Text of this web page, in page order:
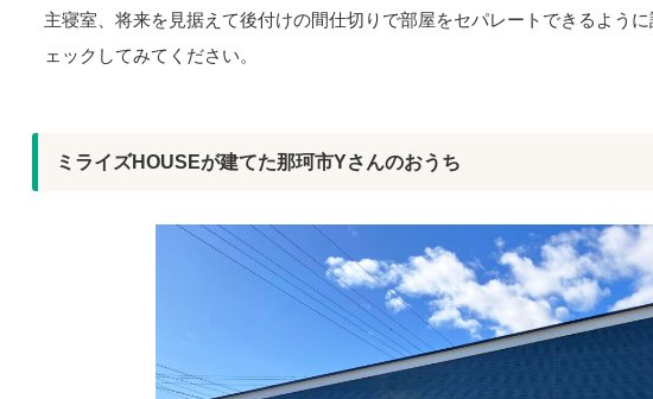
主寝室、将来を見据えて後付けの間仕切りで部屋をセパレートできるよう
ェックしてみてください。
ミライズHOUSEが建てた那珂市Yさんのおうち